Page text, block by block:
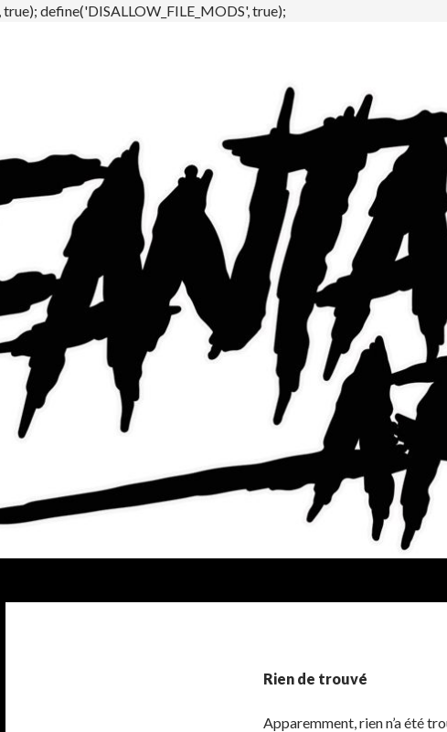
define('DISALLOW_FILE_MODS', true);
Rien de trouvé
Apparemment, rien n’a été